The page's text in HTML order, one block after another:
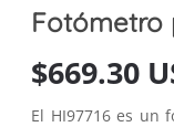
Fotómetro
$669.30
El HI97716 es un